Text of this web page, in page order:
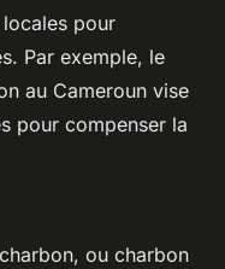
pour
Par exemple, le
au Cameroun vise
pour compenser la
ou charbon